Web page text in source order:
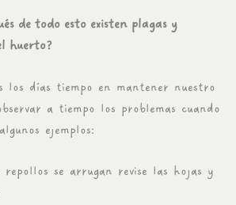
de todo esto existen plagas y
huerto?
los días tiempo en mantener nuestro
a tiempo los problemas cuando
ejemplos:
se arrugan revise las hojas y